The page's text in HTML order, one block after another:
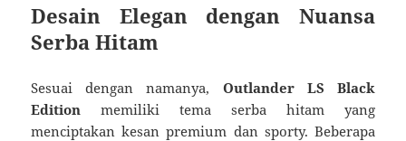
Desain Elegan dengan Nuansa
Serba Hitam
Sesuai dengan namanya, Outlander LS Black
Edition memiliki tema serba hitam yang
menciptakan kesan premium dan sporty. Beberapa